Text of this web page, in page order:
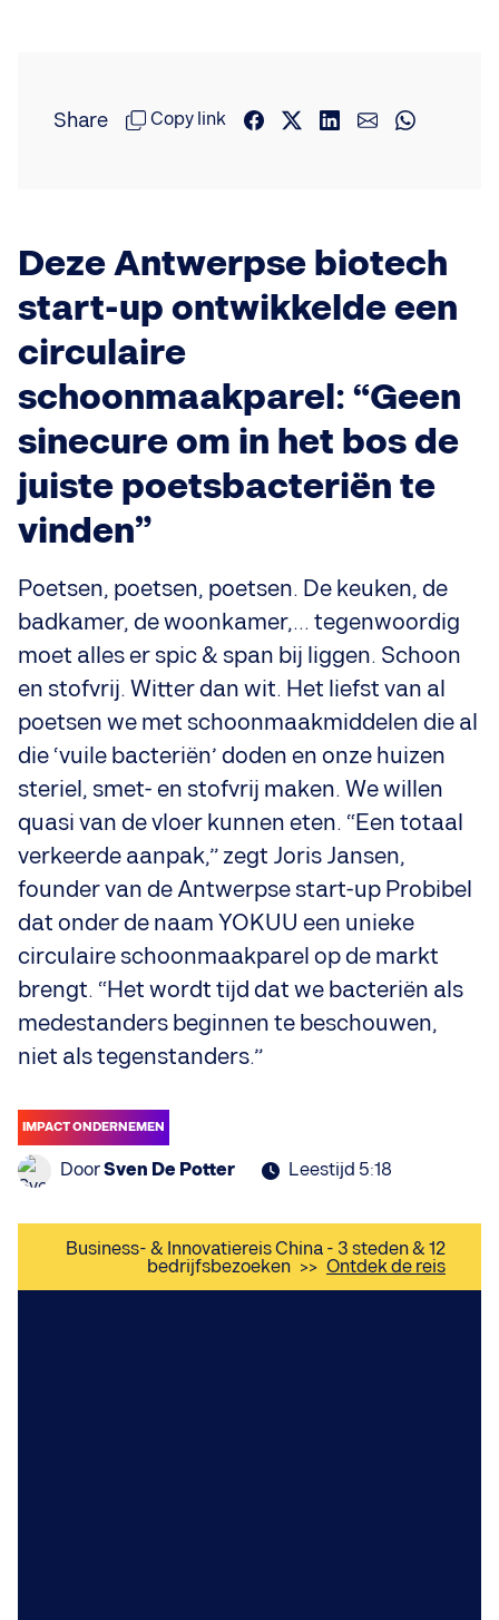
Share Copy link
Deze Antwerpse biotech
start-up ontwikkelde een
circulaire
schoonmaakparel: “Geen
sinecure om in het bos de
juiste poetsbacteriën te
vinden”
Poetsen, poetsen, poetsen. De keuken, de
badkamer, de woonkamer,... tegenwoordig
moet alles er spic & span bij liggen. Schoon
en stofvrij. Witter dan wit. Het liefst van al
poetsen we met schoonmaakmiddelen die al
die ‘vuile bacteriën’ doden en onze huizen
steriel, smet- en stofvrij maken. We willen
quasi van de vloer kunnen eten. “Een totaal
verkeerde aanpak,” zegt Joris Jansen,
founder van de Antwerpse start-up Probibel
dat onder de naam YOKUU een unieke
circulaire schoonmaakparel op de markt
brengt. “Het wordt tijd dat we bacteriën als
medestanders beginnen te beschouwen,
niet als tegenstanders.”
IMPACT ONDERNEMEN
DoorSven De Potter Leestijd 5:18
Business- & Innovatiereis China - 3 steden & 12
bedrijfsbezoeken >> Ontdek de reis